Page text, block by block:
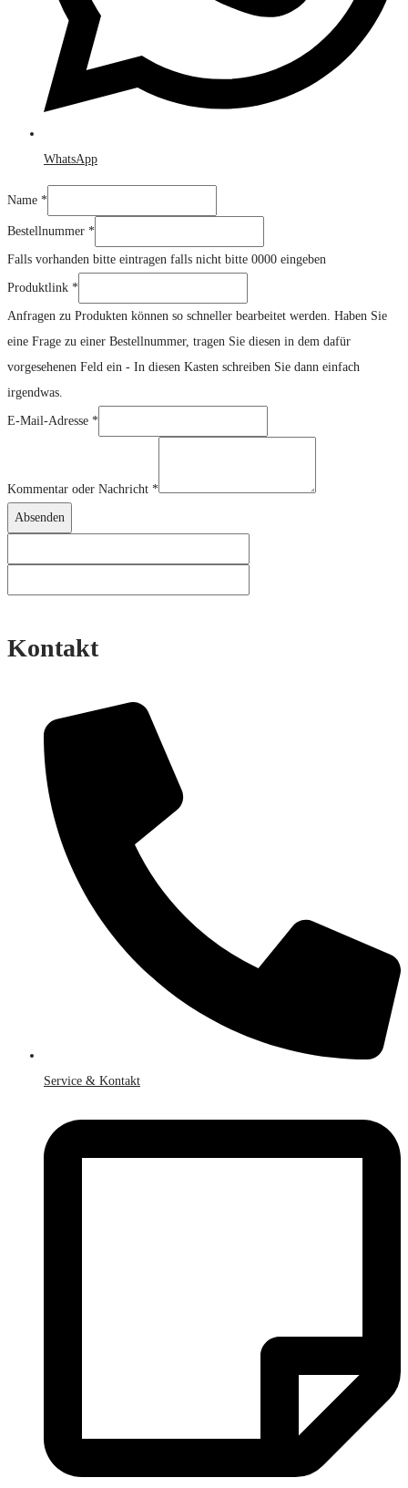
WhatsApp
Name *
Bestellnummer *
Falls vorhanden bitte eintragen falls nicht bitte 0000 eingeben
Produktlink *
Anfragen zu Produkten können so schneller bearbeitet werden. Haben Sie
eine Frage zu einer Bestellnummer, tragen Sie diesen in dem dafür
vorgesehenen Feld ein - In diesen Kasten schreiben Sie dann einfach
irgendwas.
E-Mail-Adresse *
Kommentar oder Nachricht *
Absenden
Kontakt
Service & Kontakt